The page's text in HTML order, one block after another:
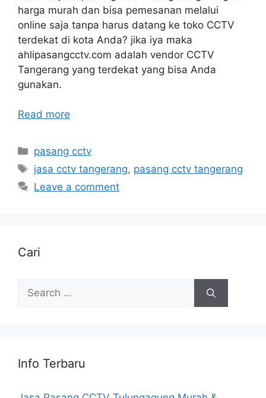
harga murah dan bisa pemesanan melalui
online saja tanpa harus datang ke toko CCTV
terdekat di kota Anda? jika iya maka
ahlipasangcctv.com adalah vendor CCTV
Tangerang yang terdekat yang bisa Anda
gunakan.
Read more
Categories
pasang cctv
Tags
jasa cctv tangerang, pasang cctv tangerang
Leave a comment
Cari
Search
for:
Info Terbaru